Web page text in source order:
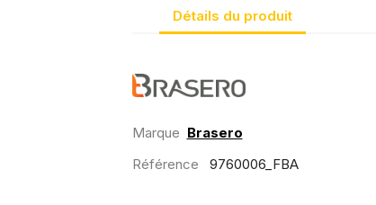
Détails du produit
Marque Brasero
Référence
9760006_FBA